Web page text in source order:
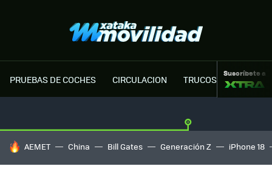
PRUEBAS DE COCHES CIRCULACION TRUCOS MOTOR
Suscríbete a
HOY SE HABLA DE
AEMET China Bill Gates Generación Z iPhone 18